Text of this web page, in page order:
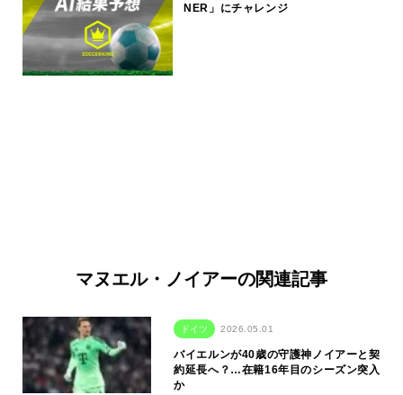
NER」にチャレンジ
マヌエル・ノイアーの関連記事
ドイツ 2026.05.01
バイエルンが40歳の守護神ノイアーと契
約延長へ？…在籍16年目のシーズン突入
か